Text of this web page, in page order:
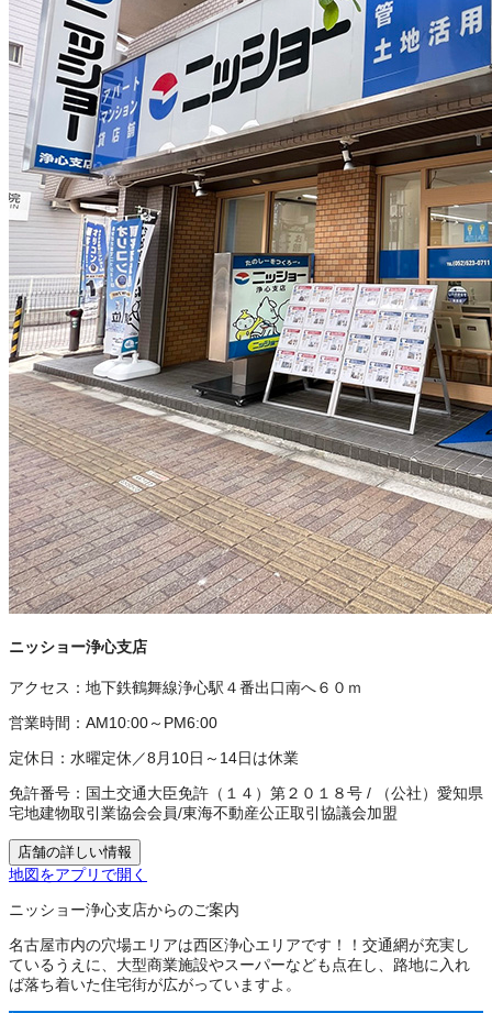
ニッショー浄心支店
アクセス： 地下鉄鶴舞線浄心駅４番出口南へ６０ｍ
営業時間： AM10:00～PM6:00
定休日： 水曜定休／8月10日～14日は休業
免許番号： 国土交通大臣免許（１４）第２０１８号 /
（公社）愛知県
宅地建物取引業協会会員/東海不動産公正取引協議会加盟
店舗の詳しい情報
地図をアプリで開く
ニッショー浄心支店からのご案内
名古屋市内の穴場エリアは西区浄心エリアです！！交通網が充実し
ているうえに、大型商業施設やスーパーなども点在し、路地に入れ
ば落ち着いた住宅街が広がっていますよ。